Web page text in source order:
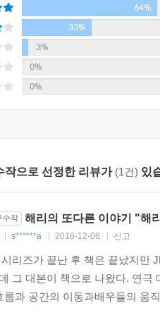
글들이 새로운『해리 포터』 대
이어지며 온몸을 전율케 한다’.
법의, 반전 넘치는 이야기. -타임
』 책이 주는 희열은 그 자체로
른 속도로 팔린 책이자 가장 많
주받은 아이』는 기록을 남기기
주받은 아이』 책 판매량은 마법
64%
33%
3%
0%
0%
작으로 선정한 리뷰가 (1건) 있
수작 해리의 또다른 이야기 "해
s******a 2016-12-06 신고
리즈가 끝난 후 책은 끝났지만
그 대본이 책으로 나왔다. 연
름과 공간의 이동과배우들의 움